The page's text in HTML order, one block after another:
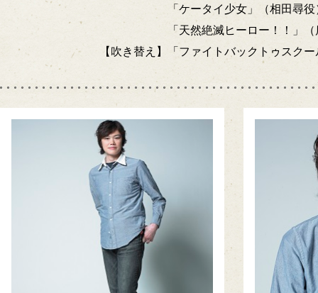
「ケータイ少女」（相田尋役
「天然絶滅ヒーロー！！」（店
【吹き替え】「ファイトバックトゥスク